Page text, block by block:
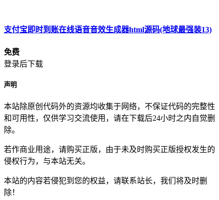
支付宝即时到账在线语音音效生成器html源码(地球最强装13)
免费
登录后下载
声明
本站除原创代码外的资源均收集于网络，不保证代码的完整性
和可用性，仅供学习交流使用，请在下载后24小时之内自觉删
除。
若作商业用途，请购买正版，由于未及时购买正版授权发生的
侵权行为，与本站无关。
本站的内容若侵犯到您的权益，请联系站长，我们将及时删
除！